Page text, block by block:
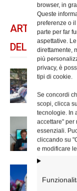
browser, in
Queste
preferenze o
parte per far
aspettative.
direttamente,
più
privacy, è
tipi di cookie.
Se concordi
scopi, clicca
tecnologie. In
accettare" per
essenziali.
cliccando su
e modificare
ARTICOLI
DELLO